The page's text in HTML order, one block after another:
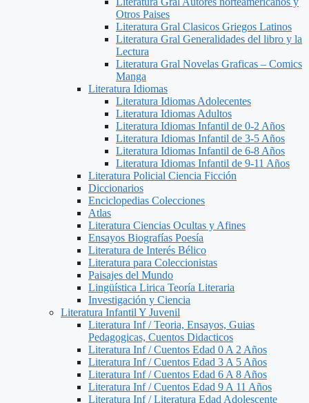
Otros Paises
Literatura Gral Clasicos Griegos Latinos
Literatura Gral Generalidades del libro y la
Lectura
Literatura Gral Novelas Graficas – Comics
Manga
Literatura Idiomas
Literatura Idiomas Adolecentes
Literatura Idiomas Adultos
Literatura Idiomas Infantil de 0-2 Años
Literatura Idiomas Infantil de 3-5 Años
Literatura Idiomas Infantil de 6-8 Años
Literatura Idiomas Infantil de 9-11 Años
Literatura Policial Ciencia Ficción
Diccionarios
Enciclopedias Colecciones
Atlas
Literatura Ciencias Ocultas y Afines
Ensayos Biografías Poesía
Literatura de Interés Bélico
Literatura para Coleccionistas
Paisajes del Mundo
Lingüística Lirica Teoría Literaria
Investigación y Ciencia
Literatura Infantil Y Juvenil
Literatura Inf / Teoria, Ensayos, Guias
Pedagogicas, Cuentos Didacticos
Literatura Inf / Cuentos Edad 0 A 2 Años
Literatura Inf / Cuentos Edad 3 A 5 Años
Literatura Inf / Cuentos Edad 6 A 8 Años
Literatura Inf / Cuentos Edad 9 A 11 Años
Literatura Inf / Literatura Edad Adolescente